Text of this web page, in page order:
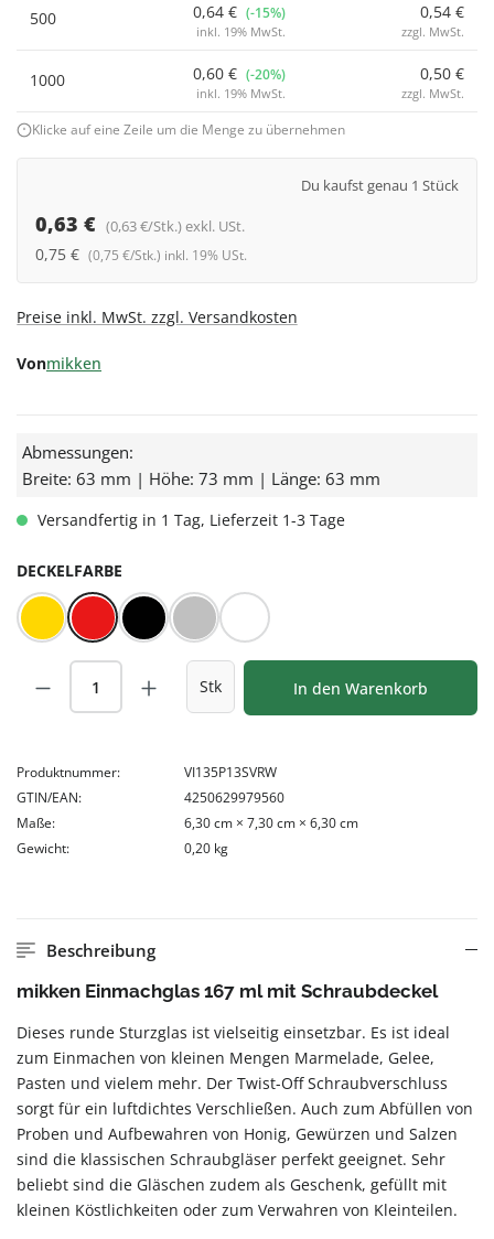
500 0,64 € (-15%)
inkl. 19% MwSt.
0,54 €
zzgl. MwSt.
1000 0,60 € (-20%)
inkl. 19% MwSt.
0,50 €
zzgl. MwSt.
Klicke auf eine Zeile um die Menge zu übernehmen
Du kaufst genau 1 Stück
0,63 € (0,63 €/Stk.) exkl. USt.
0,75 € (0,75 €/Stk.) inkl. 19% USt.
Preise inkl. MwSt. zzgl. Versandkosten
Vonmikken
Abmessungen:
Breite: 63 mm | Höhe: 73 mm | Länge: 63 mm
Versandfertig in 1 Tag, Lieferzeit 1-3 Tage
DECKELFARBE
Gold Rot/Weiß kariert
Schwarz Silber Weiß
Produkt Anzahl: Gib den gewünschten
Stk In den Warenkorb
Produktnummer:
VI135P13SVRW
GTIN/EAN:
4250629979560
Maße:
6,30 cm × 7,30 cm × 6,30 cm
Gewicht:
0,20 kg
Beschreibung
mikken Einmachglas 167 ml mit Schraubdeckel
Dieses runde Sturzglas ist vielseitig einsetzbar. Es ist ideal
zum Einmachen von kleinen Mengen Marmelade, Gelee,
Pasten und vielem mehr. Der Twist-Off Schraubverschluss
sorgt für ein luftdichtes Verschließen. Auch zum Abfüllen von
Proben und Aufbewahren von Honig, Gewürzen und Salzen
sind die klassischen Schraubgläser perfekt geeignet. Sehr
beliebt sind die Gläschen zudem als Geschenk, gefüllt mit
kleinen Köstlichkeiten oder zum Verwahren von Kleinteilen.